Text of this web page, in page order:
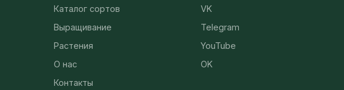
Каталог сортов
Выращивание
Растения
О нас
Контакты
VK
Telegram
YouTube
OK